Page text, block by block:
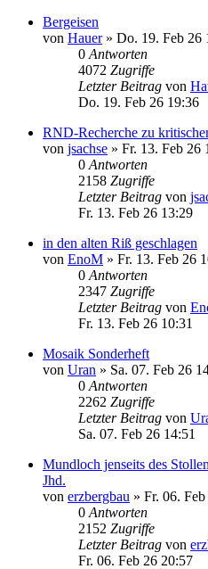
Bergeisen
von Hauer» Do. 19. Feb 26
0 Antworten
4072 Zugriffe
Letzter Beitrag von
Do. 19. Feb 26 19:36
RND-Recherche zu
von jsachse » Fr. 13. Feb 26
0 Antworten
2158 Zugriffe
Letzter Beitrag von
Fr. 13. Feb 26 13:29
in den alten Riß geschlagen
von EnoM » Fr. 13. Feb 26
0 Antworten
2347 Zugriffe
Letzter Beitrag von
Fr. 13. Feb 26 10:31
Mosaik Sonderheft
von Uran » Sa. 07. Feb 26
0 Antworten
2262 Zugriffe
Letzter Beitrag von
Sa. 07. Feb 26 14:51
Mundloch jenseits des
Jhd.
von erzbergbau » Fr. 06.
0 Antworten
2152 Zugriffe
Letzter Beitrag von
Fr. 06. Feb 26 20:57